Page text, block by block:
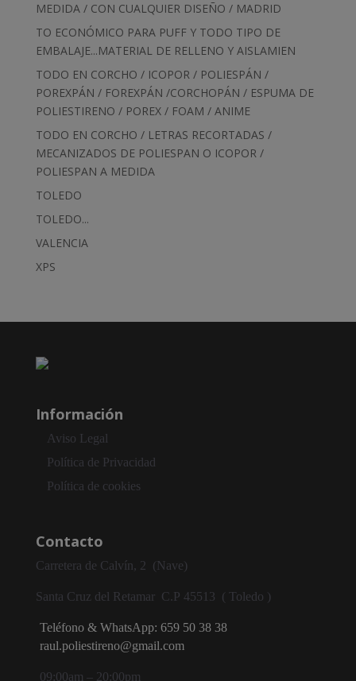
MEDIDA / CON CUALQUIER DISEÑO / MADRID
TO ECONÓMICO PARA PUFF Y TODO TIPO DE
EMBALAJE...MATERIAL DE RELLENO Y AISLAMIEN
TODO EN CORCHO / ICOPOR / POLIESPÁN /
POREXPÁN / FOREXPÁN /CORCHOPÁN / ESPUMA DE
POLIESTIRENO / POREX / FOAM / ANIME
TODO EN CORCHO / LETRAS RECORTADAS /
MECANIZADOS DE POLIESPAN O ICOPOR /
POLIESPAN A MEDIDA
TOLEDO
TOLEDO...
VALENCIA
XPS
Información
Aviso Legal
Política de Privacidad
Política de cookies
Contacto
Carretera de Calvín, 2 (Nave)
Santa Cruz del Retamar C.P 45513 ( Toledo )
Teléfono & WhatsApp: 659 50 38 38
raul.poliestireno@gmail.com
09:00am – 20:00pm